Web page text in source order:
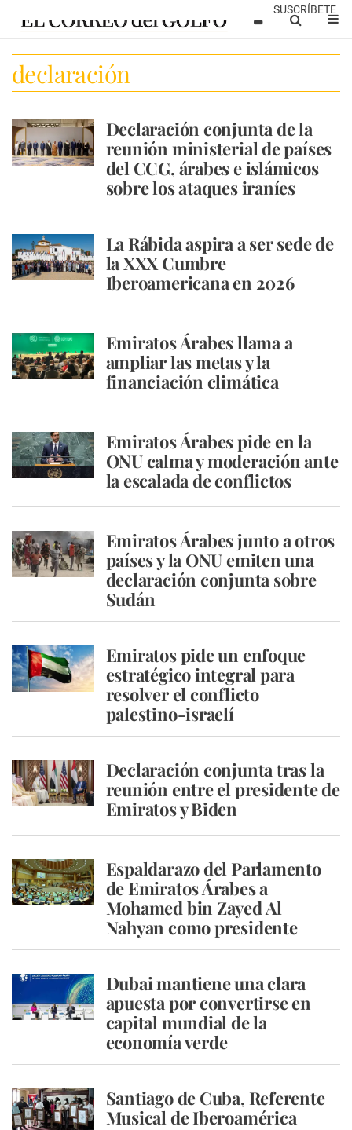
SUSCRÍBETE
declaración
Declaración conjunta de la
reunión ministerial de países
del CCG, árabes e islámicos
sobre los ataques iraníes
La Rábida aspira a ser sede de
la XXX Cumbre
Iberoamericana en 2026
Emiratos Árabes llama a
ampliar las metas y la
financiación climática
Emiratos Árabes pide en la
ONU calma y moderación ante
la escalada de conflictos
Emiratos Árabes junto a otros
países y la ONU emiten una
declaración conjunta sobre
Sudán
Emiratos pide un enfoque
estratégico integral para
resolver el conflicto
palestino-israelí
Declaración conjunta tras la
reunión entre el presidente de
Emiratos y Biden
Espaldarazo del Parlamento
de Emiratos Árabes a
Mohamed bin Zayed Al
Nahyan como presidente
Dubai mantiene una clara
apuesta por convertirse en
capital mundial de la
economía verde
Santiago de Cuba, Referente
Musical de Iberoamérica